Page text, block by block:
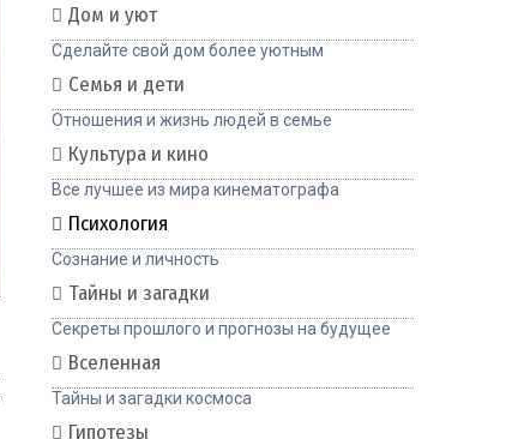
Дом и уют
Сделайте свой дом более уютным
Семья и дети
Отношения и жизнь людей в семье
Культура и кино
Все лучшее из мира кинематографа
Психология
Сознание и личность
Тайны и загадки
Секреты прошлого и прогнозы на будущее
Вселенная
Тайны и загадки космоса
Гипотезы